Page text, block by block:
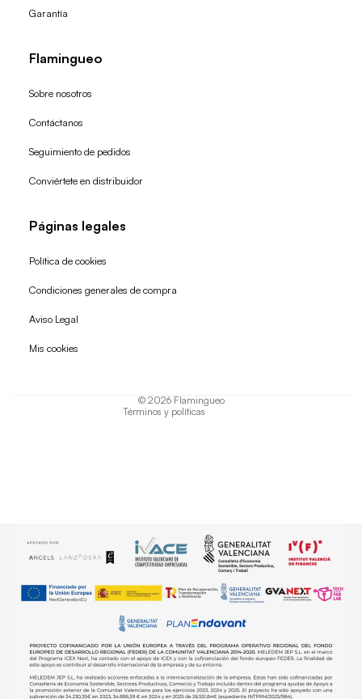
Garantía
Flamingueo
Sobre nosotros
Contáctanos
Seguimiento de pedidos
Conviértete en distribuidor
Páginas legales
Política de cookies
Condiciones generales de compra
Aviso Legal
Mis cookies
© 2026 Flamingueo
Términos y políticas